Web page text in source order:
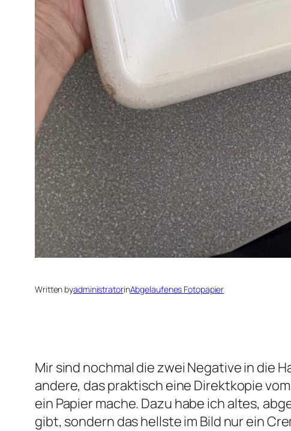
Written byadministratorinAbgelaufenes Fotopapier
Mir sind nochmal die zwei Negative in die
andere, das praktisch eine Direktkopie
ein Papier mache. Dazu habe ich altes,
gibt, sondern das hellste im Bild nur ein